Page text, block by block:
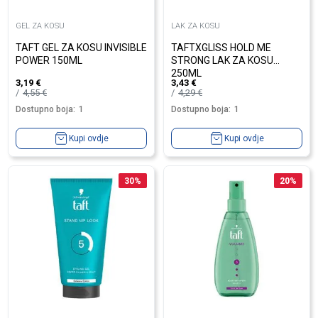
GEL ZA KOSU
TAFT GEL ZA KOSU INVISIBLE
POWER 150ML
3,19 €
4,55€
Dostupno boja: 1
Kupi ovdje
LAK ZA KOSU
TAFTXGLISS HOLD ME
STRONG LAK ZA KOSU
250ML
3,43 €
4,29€
Dostupno boja: 1
Kupi ovdje
30% 20%